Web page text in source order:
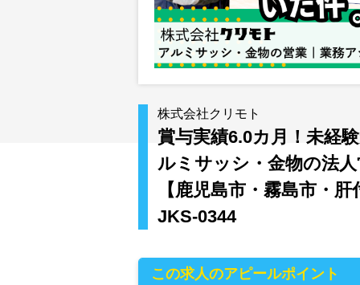
株式会社クリモト
賞与実績6.0カ月！未経
ルミサッシ・金物の法
【鹿児島市・霧島市・
JKS-0344
この求人のアピールポイント